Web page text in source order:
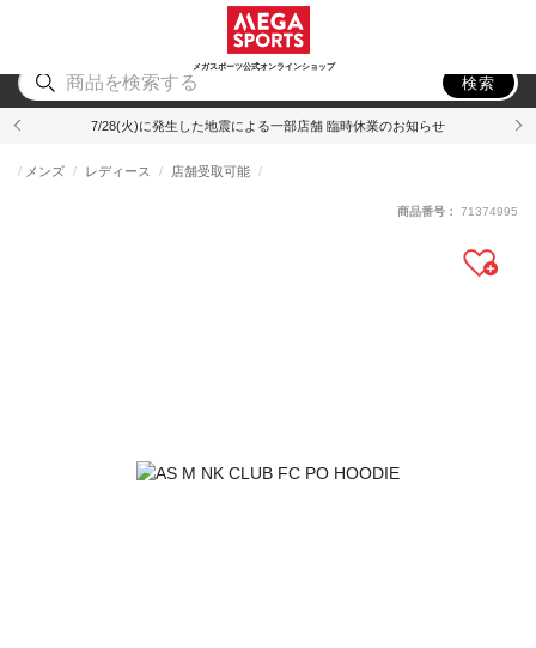
メガスポーツ公式オンラインショップ
アウトドア
検索
7/28(火)に発生した地震による一部店舗 臨時休業のお知らせ
メンズ レディース 店舗受取可能
商品番号： 71374995